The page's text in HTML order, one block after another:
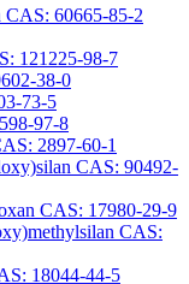
CAS: 60665-85-2
121225-98-7
38-0
73-5
97-8
2897-60-1
CAS: 90492-
CAS: 17980-29-9
CAS:
18044-44-5